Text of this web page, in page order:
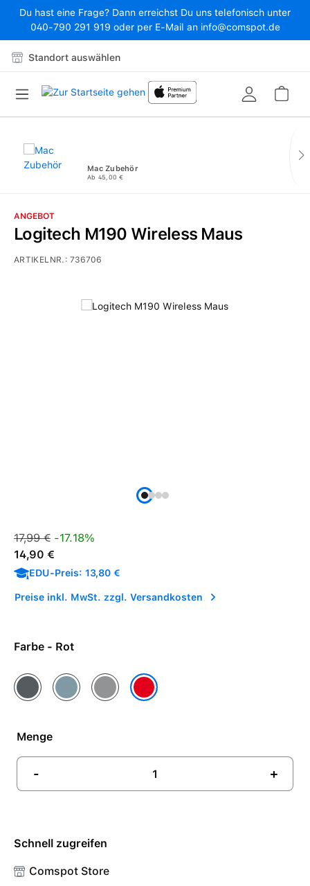
Zum Hauptinhalt springen
Du hast eine Frage? Dann erreichst Du uns telefonisch unter
040-790 291 919 oder per E-Mail an info@comspot.de
Standort auswählen
Mac Zubehör
Ab 45,00 €
Bildergalerie überspringen
ANGEBOT
Logitech M190 Wireless Maus
ARTIKELNR.:736706
Verkaufspreis:
Regulärer Preis:
17,99 € -17.18%
14,90 €
EDU-Preis: 13,80 €
Preise inkl. MwSt. zzgl. Versandkosten
Farbe - Rot
AnthrazitBlau Grau Rot
Menge
- +
Schnell zugreifen
Comspot Store